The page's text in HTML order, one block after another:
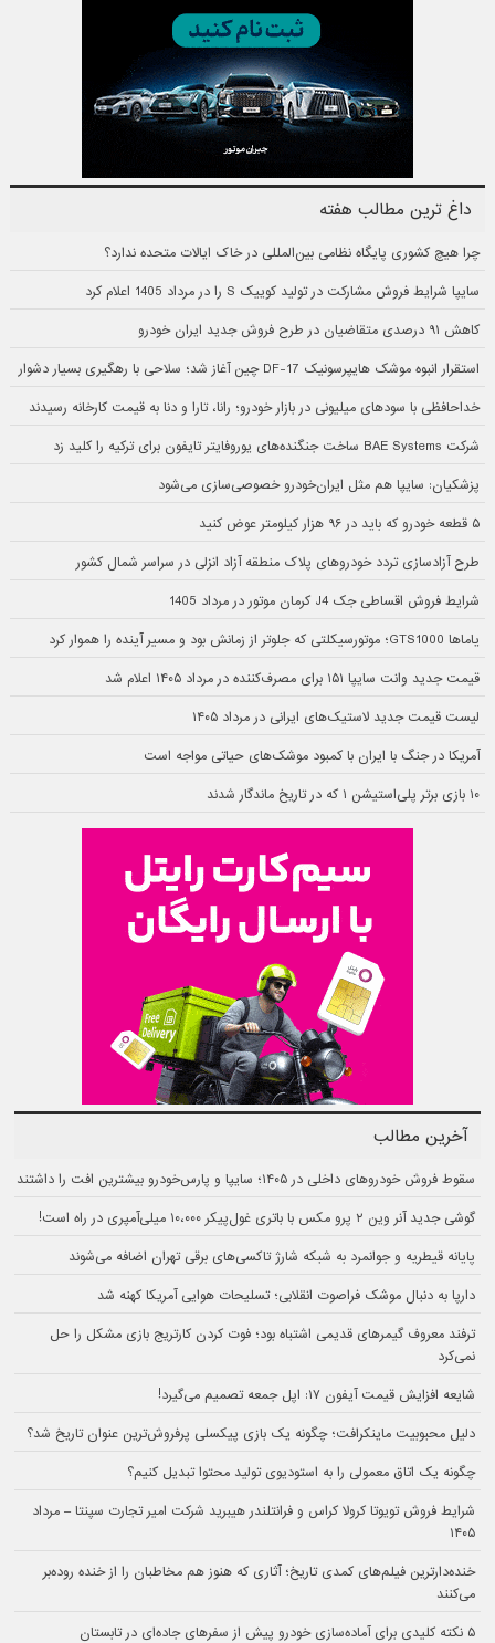
داغ ترین مطالب هفته
چرا هیچ کشوری پایگاه نظامی بین‌المللی در خاک ایالات متحده ندارد؟
سایپا شرایط فروش مشارکت در تولید کوییک S را در مرداد 1405 اعلام کرد
کاهش ۹۱ درصدی متقاضیان در طرح فروش جدید ایران خودرو
استقرار انبوه موشک هایپرسونیک DF-17 چین آغاز شد؛ سلاحی با رهگیری بسیار دشوار
خداحافظی با سودهای میلیونی در بازار خودرو؛ رانا، تارا و دنا به قیمت کارخانه رسیدند
شرکت BAE Systems ساخت جنگنده‌های یوروفایتر تایفون برای ترکیه را کلید زد
پزشکیان: سایپا هم مثل ایران‌خودرو خصوصی‌سازی می‌شود
۵ قطعه خودرو که باید در ۹۶ هزار کیلومتر عوض کنید
طرح آزادسازی تردد خودروهای پلاک منطقه آزاد انزلی در سراسر شمال کشور
شرایط فروش اقساطی جک J4 کرمان موتور در مرداد 1405
یاماها GTS1000؛ موتورسیکلتی که جلوتر از زمانش بود و مسیر آینده را هموار کرد
قیمت جدید وانت سایپا ۱۵۱ برای مصرف‌کننده در مرداد ۱۴۰۵ اعلام شد
لیست قیمت جدید لاستیک‌های ایرانی در مرداد ۱۴۰۵
آمریکا در جنگ با ایران با کمبود موشک‌های حیاتی مواجه است
۱۰ بازی برتر پلی‌استیشن ۱ که در تاریخ ماندگار شدند
آخرین مطالب
سقوط فروش خودروهای داخلی در ۱۴۰۵؛ سایپا و پارس‌خودرو بیشترین افت را داشتند
گوشی جدید آنر وین ۲ پرو مکس با باتری غول‌پیکر ۱۰،۰۰۰ میلی‌آمپری در راه است!
پایانه قیطریه و جوانمرد به شبکه شارژ تاکسی‌های برقی تهران اضافه می‌شوند
دارپا به دنبال موشک فراصوت انقلابی؛ تسلیحات هوایی آمریکا کهنه شد
ترفند معروف گیمرهای قدیمی اشتباه بود؛ فوت کردن کارتریج بازی مشکل را حل
نمی‌کرد
شایعه افزایش قیمت آیفون ۱۷: اپل جمعه تصمیم می‌گیرد!
دلیل محبوبیت ماینکرافت؛ چگونه یک بازی پیکسلی پرفروش‌ترین عنوان تاریخ شد؟
چگونه یک اتاق معمولی را به استودیوی تولید محتوا تبدیل کنیم؟
شرایط فروش تویوتا کرولا کراس و فرانتلندر هیبرید شرکت امیر تجارت سپنتا – مرداد
۱۴۰۵
خنده‌دارترین فیلم‌های کمدی تاریخ؛ آثاری که هنوز هم مخاطبان را از خنده روده‌بر
می‌کنند
۵ نکته کلیدی برای آماده‌سازی خودرو پیش از سفرهای جاده‌ای در تابستان